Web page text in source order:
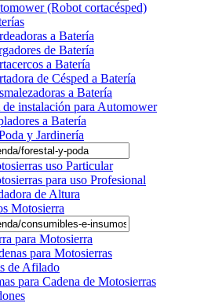
(Robot cortacésped)
a Batería
de Batería
a Batería
de Césped a Batería
a Batería
instalación para Automower
a Batería
y Jardinería
uso Particular
para uso Profesional
de Altura
Motosierra
para Motosierra
para Motosierras
de Afilado
para Cadena de Motosierras